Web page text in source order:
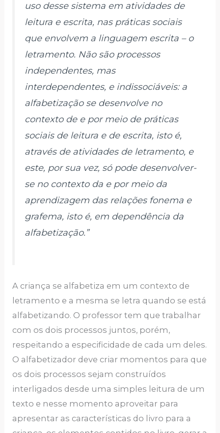
uso desse sistema em atividades de
leitura e escrita, nas práticas sociais
que envolvem a linguagem escrita – o
letramento. Não são processos
independentes, mas
interdependentes, e indissociáveis: a
alfabetização se desenvolve no
contexto de e por meio de práticas
sociais de leitura e de escrita, isto é,
através de atividades de letramento, e
este, por sua vez, só pode desenvolver-
se no contexto da e por meio da
aprendizagem das relações fonema e
grafema, isto é, em dependência da
alfabetização.”
A criança se alfabetiza em um contexto de
letramento e a mesma se letra quando se está
alfabetizando. O professor tem que trabalhar
com os dois processos juntos, porém,
respeitando a especificidade de cada um deles.
O alfabetizador deve criar momentos para que
os dois processos sejam construídos
interligados desde uma simples leitura de um
texto e nesse momento aproveitar para
apresentar as características do livro para a